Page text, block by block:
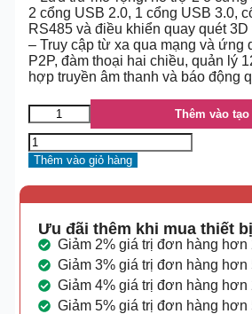
2 cổng USB 2.0, 1 cổng USB 3.0,
RS485 và điều khiển quay quét 3D
– Truy cập từ xa qua mạng và ứng
P2P, đàm thoại hai chiều, quản lý
hợp truyền âm thanh và báo động
Thêm vào
Thêm vào giỏ hàng
Ưu đãi thêm khi mua thiết
Giảm 2% giá trị đơn hàng hơn
Giảm 3% giá trị đơn hàng hơn
Giảm 4% giá trị đơn hàng hơn
Giảm 5% giá trị đơn hàng hơn